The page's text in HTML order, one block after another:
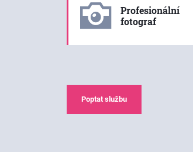
Profesionální
fotograf
Poptat službu